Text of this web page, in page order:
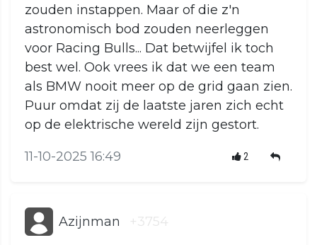
zouden instappen. Maar of die z'n
astronomisch bod zouden neerleggen
voor Racing Bulls... Dat betwijfel ik toch
best wel. Ook vrees ik dat we een team
als BMW nooit meer op de grid gaan zien.
Puur omdat zij de laatste jaren zich echt
op de elektrische wereld zijn gestort.
11-10-2025 16:49 2
Azijnman +3754